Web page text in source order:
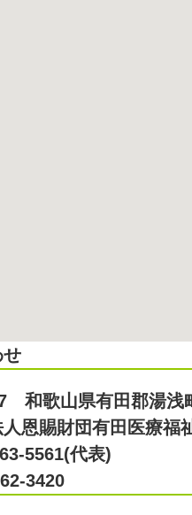
せ
和歌山県有田郡湯浅
恩賜財団有田医療福
5561(代表)
3420